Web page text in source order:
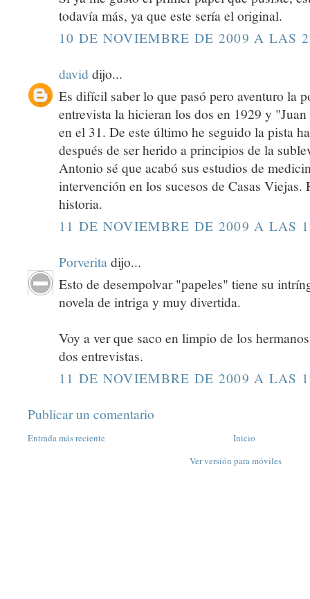
todavía más, ya que este sería el original.
10 DE NOVIEMBRE DE 2009 A LAS
daviddijo...
Es difícil saber lo que pasó pero aventuro la
entrevista la hicieran los dos en 1929 y
en el 31. De este último he seguido la pista
después de ser herido a principios de la
Antonio sé que acabó sus estudios de
intervención en los sucesos de Casas Viejas.
historia.
11 DE NOVIEMBRE DE 2009 A LAS
Porveritadijo...
Esto de desempolvar "papeles" tiene su
novela de intriga y muy divertida.
Voy a ver que saco en limpio de los
dos entrevistas.
11 DE NOVIEMBRE DE 2009 A LAS
Publicar un comentario
Entrada más reciente
Inicio
Ver versión para móviles